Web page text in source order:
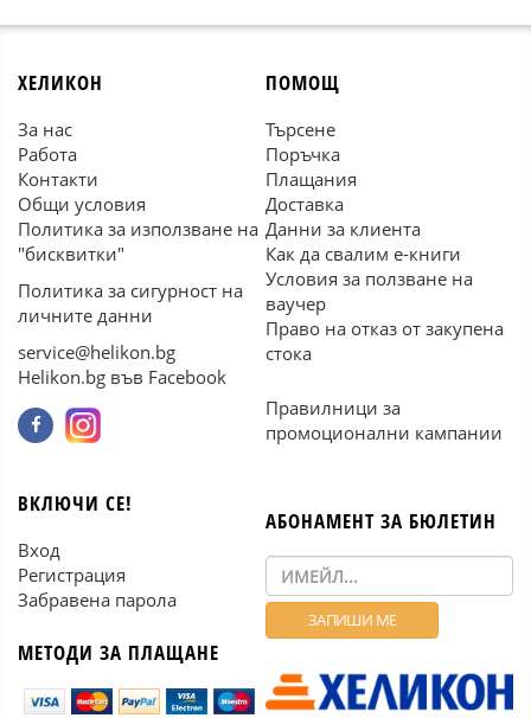
ХЕЛИКОН
За нас
Работа
Контакти
Общи условия
Политика за използване на
"бисквитки"
Политика за сигурност на
личните данни
service@helikon.bg
Helikon.bg във Facebook
ПОМОЩ
Търсене
Поръчка
Плащания
Доставка
Данни за клиента
Как да свалим е-книги
Условия за ползване на
ваучер
Право на отказ от закупена
стока
Правилници за
промоционални кампании
ВКЛЮЧИ СЕ!
Вход
Регистрация
Забравена парола
МЕТОДИ ЗА ПЛАЩАНЕ
АБОНАМЕНТ ЗА БЮЛЕТИН